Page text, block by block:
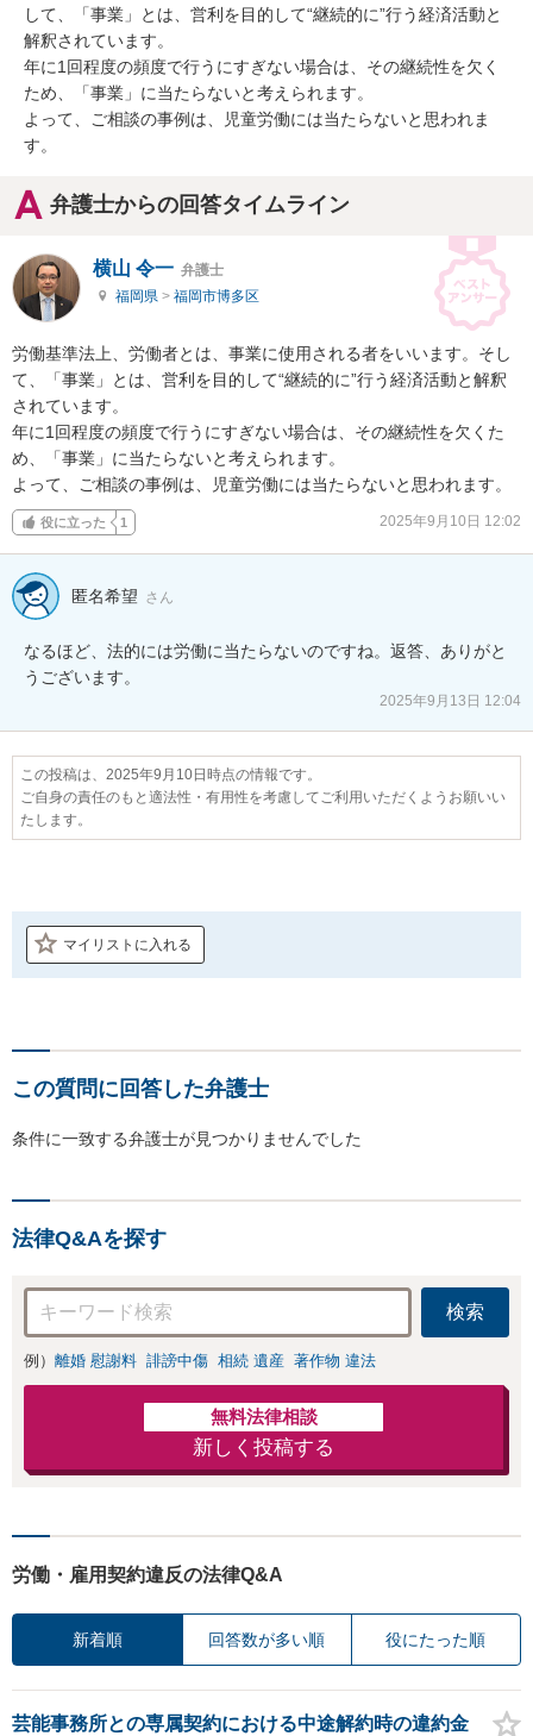
して、「事業」とは、営利を目的して“継続的に”行う経済活動と
解釈されています。
年に1回程度の頻度で行うにすぎない場合は、その継続性を欠く
ため、「事業」に当たらないと考えられます。
よって、ご相談の事例は、児童労働には当たらないと思われま
す。
弁護士からの回答タイムライン
横山 令一 弁護士
福岡県 > 福岡市博多区
労働基準法上、労働者とは、事業に使用される者をいいます。そし
て、「事業」とは、営利を目的して“継続的に”行う経済活動と解釈
されています。
年に1回程度の頻度で行うにすぎない場合は、その継続性を欠くた
め、「事業」に当たらないと考えられます。
よって、ご相談の事例は、児童労働には当たらないと思われます。
役に立った 1 2025年9月10日 12:02
匿名希望 さん
なるほど、法的には労働に当たらないのですね。返答、ありがと
うございます。
2025年9月13日 12:04
この投稿は、2025年9月10日時点の情報です。
ご自身の責任のもと適法性・有用性を考慮してご利用いただくようお願いい
たします。
マイリストに入れる
この質問に回答した弁護士
条件に一致する弁護士が見つかりませんでした
法律Q&Aを探す
検索
例） 離婚 慰謝料 誹謗中傷 相続 遺産 著作物 違法
無料法律相談
新しく投稿する
労働・雇用契約違反の法律Q&A
新着順 回答数が多い順 役にたった順
芸能事務所との専属契約における中途解約時の違約金